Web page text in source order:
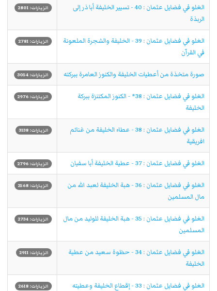
الغلو في فضايل عثمان : 40 - تسيير الخليفة أبا ذر إلى
الربذة
الزيارات: 2801
الغلو في فضايل عثمان : 39 - الخليفة والشجرة الملعونة
في القرآن
الزيارات: 2781
صورة متخذة من أعطيات الخليفة والكنوز العامرة ببركته الزيارات: 3054
الغلو في فضايل عثمان : 38* - الكنوز المكتنزة ببركة
الخليفة
الزيارات: 2976
الغلو في فضايل عثمان : 38 - عطاء الخليفة من غنائم
افريقية
الزيارات: 3138
الغلو في فضايل عثمان : 37 - عطية الخليفة أبا سفيان الزيارات: 2796
الغلو في فضايل عثمان : 36 - هبة الخليفة لعبد الله من
مال المسلمين
الزيارات: 2568
الغلو في فضايل عثمان : 35 - هبة الخليفة للوليد من مال
المسلمين
الزيارات: 2734
الغلو في فضايل عثمان : 34 - حظوة سعيد من عطية
الخليفة
الزيارات: 2911
الغلو في فضايل عثمان : 33 - إقطاع الخليفة وعطيته
الزيارات: 2618